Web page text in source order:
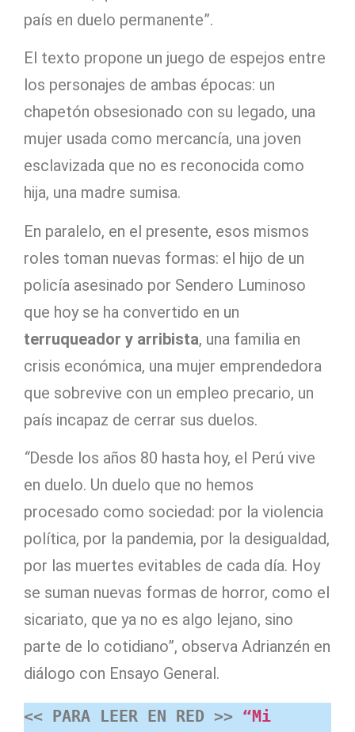
país en duelo permanente”.
El texto propone un juego de espejos entre
los personajes de ambas épocas: un
chapetón obsesionado con su legado, una
mujer usada como mercancía, una joven
esclavizada que no es reconocida como
hija, una madre sumisa.
En paralelo, en el presente, esos mismos
roles toman nuevas formas: el hijo de un
policía asesinado por Sendero Luminoso
que hoy se ha convertido en un
terruqueador y arribista, una familia en
crisis económica, una mujer emprendedora
que sobrevive con un empleo precario, un
país incapaz de cerrar sus duelos.
“Desde los años 80 hasta hoy, el Perú vive
en duelo. Un duelo que no hemos
procesado como sociedad: por la violencia
política, por la pandemia, por la desigualdad,
por las muertes evitables de cada día. Hoy
se suman nuevas formas de horror, como el
sicariato, que ya no es algo lejano, sino
parte de lo cotidiano”, observa Adrianzén en
diálogo con Ensayo General.
<< PARA LEER EN RED >> “Mi